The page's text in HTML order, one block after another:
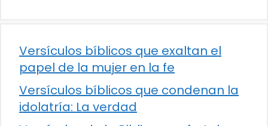
Versículos bíblicos que exaltan el
papel de la mujer en la fe
Versículos bíblicos que condenan la
idolatría: La verdad